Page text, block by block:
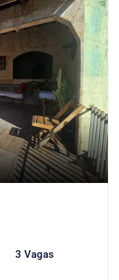
3 Vagas